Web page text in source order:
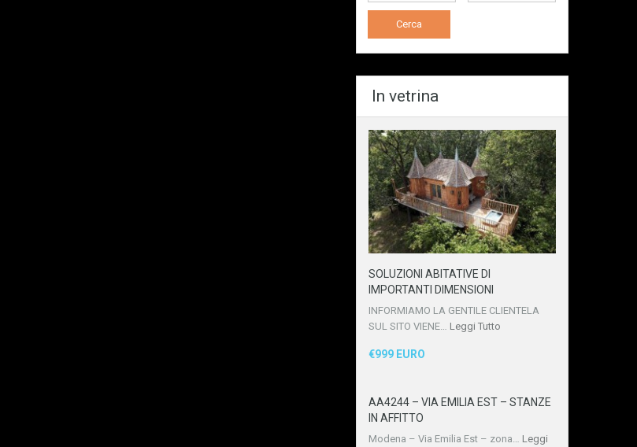
In vetrina
SOLUZIONI ABITATIVE DI
IMPORTANTI DIMENSIONI
INFORMIAMO LA GENTILE CLIENTELA
SUL SITO VIENE… Leggi Tutto
€999 EURO
AA4244 – VIA EMILIA EST – STANZE
IN AFFITTO
Modena – Via Emilia Est – zona… Leggi